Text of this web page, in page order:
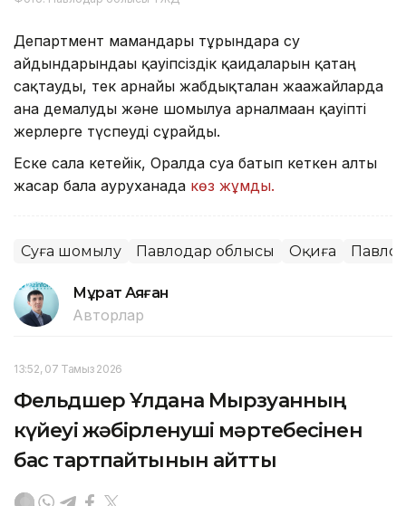
Департмент мамандары тұрғындарға су
айдындарындағы қауіпсіздік қағидаларын қатаң
сақтауды, тек арнайы жабдықталған жағажайларда
ғана демалуды және шомылуға арналмаған қауіпті
жерлерге түспеуді сұрайды.
Еске сала кетейік, Оралда суға батып кеткен алты
жасар бала ауруханада көз жұмды.
Суға шомылу Павлодар облысы Оқиға
Мұрат Аяған
Авторлар
13:52, 07 Тамыз 2026
Фельдшер Ұлдана Мырзуанның
күйеуі жәбірленуші мәртебесінен
бас тартпайтынын айтты